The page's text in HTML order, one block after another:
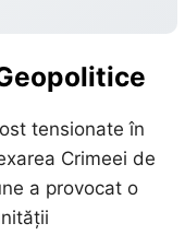
tensionate în
Crimeei de
a provocat o